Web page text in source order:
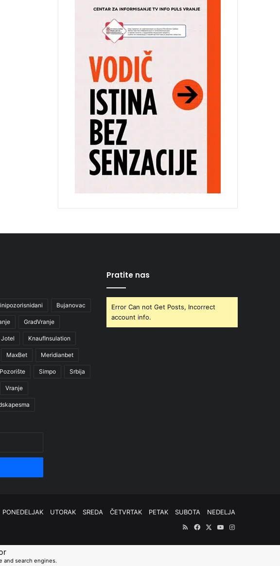
Bujanovac
GradVranje
Jotel KnaufInsulation
MaxBet Meridianbet
Pozorište Simpo Srbija
Vranje
Pratite nas
Error Can not Get Posts, Incorrect
account info.
PONEDELJAK UTORAK SREDA ČETVRTAK PETAK SUBOTA
NEDELJA
RSSFacebook
X YouTubeInstagram
and search engines.